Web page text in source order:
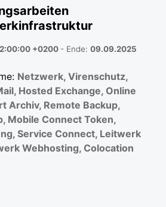
+0200 - Ende: 09.09.2025
Netzwerk, Virenschutz,
Hosted Exchange, Online
Archiv, Remote Backup,
Mobile Connect Token,
Service Connect, Leitwerk
Webhosting, Colocation